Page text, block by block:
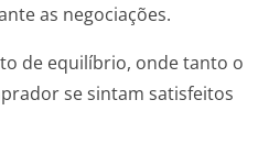
as negociações.
de equilíbrio, onde tanto o
se sintam satisfeitos